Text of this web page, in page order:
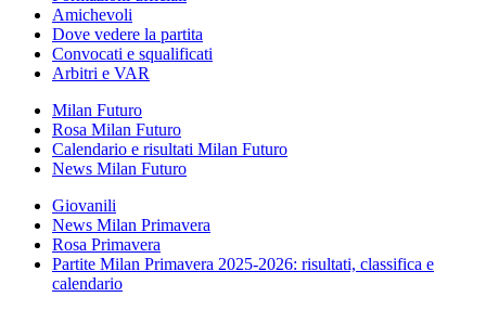
Amichevoli
Dove vedere la partita
Convocati e squalificati
Arbitri e VAR
Milan Futuro
Rosa Milan Futuro
Calendario e risultati Milan Futuro
News Milan Futuro
Giovanili
News Milan Primavera
Rosa Primavera
Partite Milan Primavera 2025-2026: risultati, classifica e
calendario